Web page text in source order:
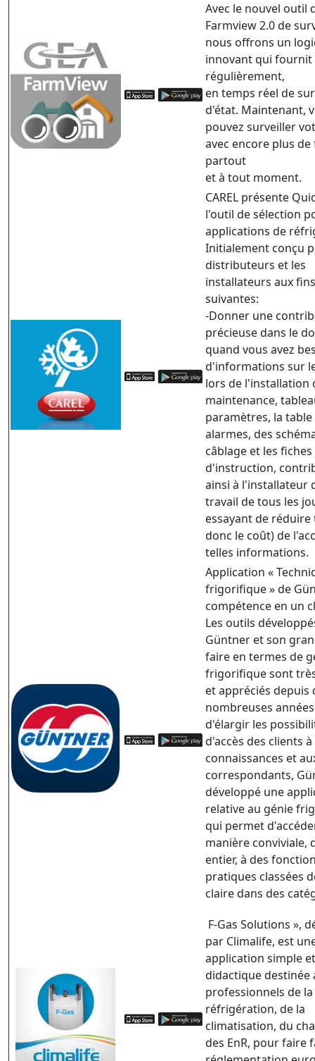
Avec le nouvel outil
Farmview 2.0 de
nous offrons un
innovant qui fournit
régulièrement,
en temps réel de
d'état. Maintenant,
pouvez surveiller
avec encore plus
partout
et à tout moment.
CAREL présente
l'outil de sélection
applications de
Initialement conçu
distributeurs et les
installateurs aux fins
suivantes:
-Donner une
précieuse dans le
quand vous avez
d'informations sur
lors de l'installation
maintenance,
paramètres, la table
alarmes, des
câblage et les fiches
d'instruction,
ainsi à l'installateur
travail de tous les
essayant de réduire
donc le coût) de
telles informations.
Application «
frigorifique » de
compétence en un
Les outils
Güntner et son
faire en termes de
frigorifique sont
et appréciés depuis
nombreuses
d'élargir les
d'accès des clients à
connaissances et
correspondants,
développé une
relative au génie
qui permet
manière conviviale,
entier, à des
pratiques classées
claire dans des
F-Gas Solutions »,
par Climalife, est
application simple et
didactique destinée
professionnels de la
réfrigération, de la
climatisation, du
des EnR, pour faire